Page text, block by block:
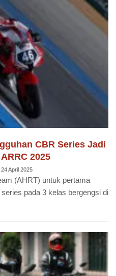
CBR Series Jadi
2025
24 April 2025
(AHRT) untuk pertama
pada 3 kelas bergengsi di